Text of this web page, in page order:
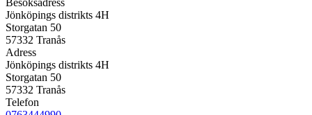
Besöksadress
Jönköpings distrikts 4H
Storgatan 50
57332 Tranås
Adress
Jönköpings distrikts 4H
Storgatan 50
57332 Tranås
Telefon